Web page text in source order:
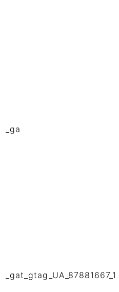
_ga
_gat_gtag_UA_87881667_1